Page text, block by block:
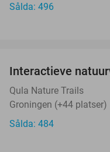
Sålda: 496
Interactieve
Qula Nature Trails
Groningen (+44 platser)
Sålda: 484